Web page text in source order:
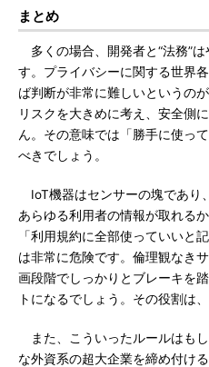
まとめ
多くの場合、開発者と“法務”
す。プライバシーに関する世界
ば判断が非常に難しいというの
リスクを大きめに考え、安全側
ん。その意味では「勝手に使っ
べきでしょう。
IoT機器はセンサーの塊であり
あらゆる利用者の情報が取れる
「利用規約に全部使っていいと
は非常に危険です。倫理観なき
画段階でしっかりとブレーキを
トになるでしょう。その役割は
また、こういったルールはもし
な外資系の超大企業を締め付け